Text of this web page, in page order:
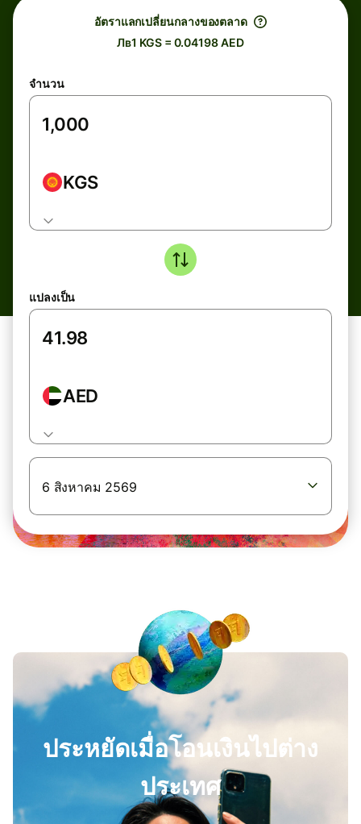
อัตราแลกเปลี่ยนกลางของตลาด
Лв1 KGS = 0.04198 AED
จำนวน
KGS
แปลงเป็น
AED
6 สิงหาคม 2569
ประหยัดเมื่อโอนเงินไปต่าง
ประเทศ